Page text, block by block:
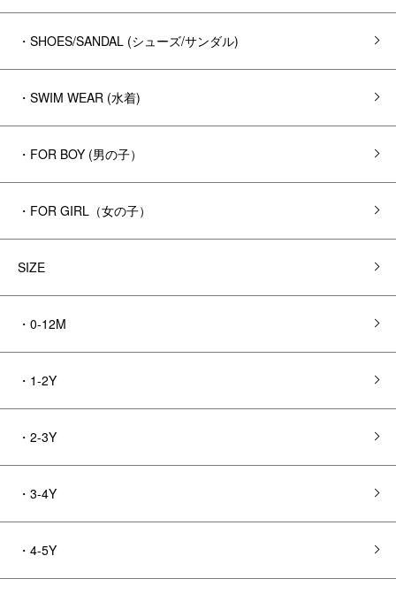
・SHOES/SANDAL (シューズ/サンダル)
・SWIM WEAR (水着)
・FOR BOY (男の子）
・FOR GIRL（女の子）
SIZE
・0-12M
・1-2Y
・2-3Y
・3-4Y
・4-5Y